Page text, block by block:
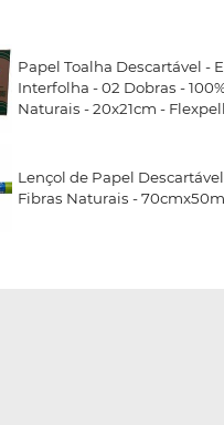
Papel Toalha Descartável -
Interfolha - 02 Dobras -
Naturais - 20x21cm -
Lençol de Papel Descartável
Fibras Naturais -